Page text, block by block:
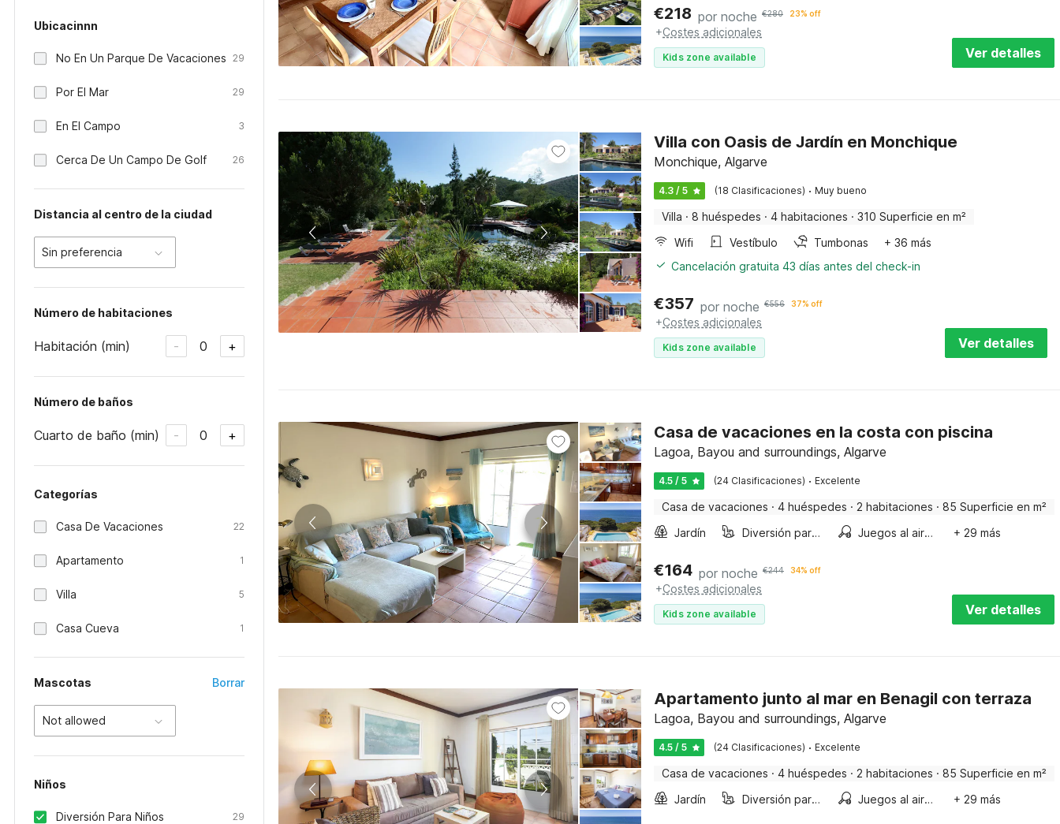
Ubicacinnn
No En Un Parque De Vacaciones 29
Por El Mar 29
En El Campo 3
Cerca De Un Campo De Golf 26
Distancia al centro de la ciudad
Sin preferencia
Número de habitaciones
Habitación (min) - 0 +
Número de baños
Cuarto de baño (min) - 0 +
Categorías
Casa De Vacaciones 22
Apartamento 1
Villa 5
Casa Cueva 1
Mascotas Borrar
Not allowed
Niños
Diversión Para Niños 29
€218 por noche €280 23% off
+Costes adicionales
Kids zone available Ver detalles
Villa con Oasis de Jardín en Monchique
Monchique, Algarve
4.3 / 5 (18 Clasificaciones) · Muy bueno
Villa · 8 huéspedes · 4 habitaciones · 310 Superficie en m²
Wifi
Vestíbulo Tumbonas
+ 36 más
Cancelación gratuita 43 días antes del check-in
€357 por noche €556 37% off
+Costes adicionales
Kids zone available Ver detalles
Casa de vacaciones en la costa con piscina
Lagoa, Bayou and surroundings, Algarve
4.5 / 5 (24 Clasificaciones) · Excelente
Casa de vacaciones · 4 huéspedes · 2 habitaciones · 85 Superficie en m²
Jardín
Diversión para niños Juegos al aire libre + 29 más
€164 por noche €244 34% off
+Costes adicionales
Kids zone available Ver detalles
Apartamento junto al mar en Benagil con terraza
Lagoa, Bayou and surroundings, Algarve
4.5 / 5 (24 Clasificaciones) · Excelente
Casa de vacaciones · 4 huéspedes · 2 habitaciones · 85 Superficie en m²
Jardín
Diversión para niños Juegos al aire libre + 29 más